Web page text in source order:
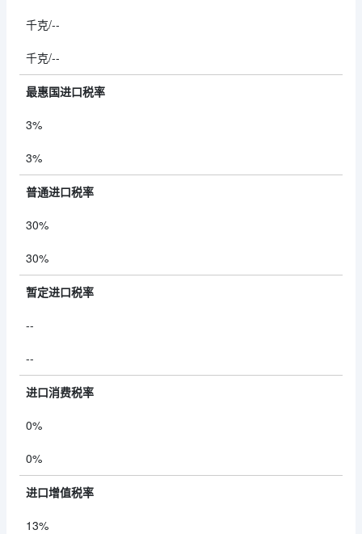
千克/--
千克/--
最惠国进口税率
3%
3%
普通进口税率
30%
30%
暂定进口税率
--
--
进口消费税率
0%
0%
进口增值税率
13%